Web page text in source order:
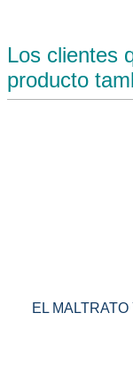
Los clientes
producto
EL